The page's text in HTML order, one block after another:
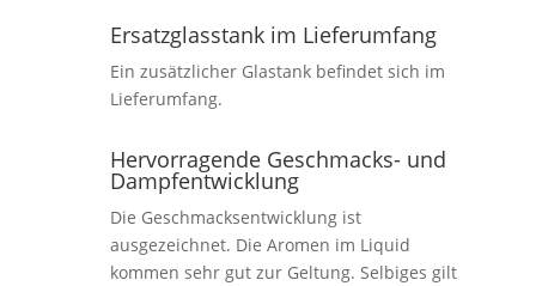
Ersatzglasstank im Lieferumfang
Ein zusätzlicher Glastank befindet sich im
Lieferumfang.
Hervorragende Geschmacks- und
Dampfentwicklung
Die Geschmacksentwicklung ist
ausgezeichnet. Die Aromen im Liquid
kommen sehr gut zur Geltung. Selbiges gilt